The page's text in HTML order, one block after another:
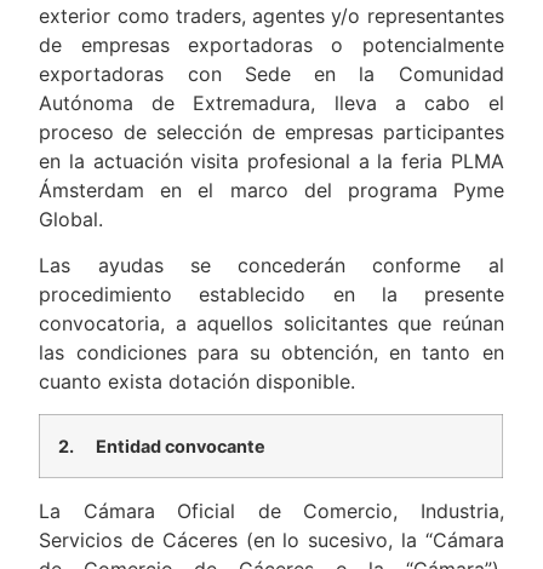
exterior como traders, agentes y/o representantes
de empresas exportadoras o potencialmente
exportadoras con Sede en la Comunidad
Autónoma de Extremadura, lleva a cabo el
proceso de selección de empresas participantes
en la actuación visita profesional a la feria PLMA
Ámsterdam en el marco del programa Pyme
Global.
Las ayudas se concederán conforme al
procedimiento establecido en la presente
convocatoria, a aquellos solicitantes que reúnan
las condiciones para su obtención, en tanto en
cuanto exista dotación disponible.
2. Entidad convocante
La Cámara Oficial de Comercio, Industria,
Servicios de Cáceres (en lo sucesivo, la “Cámara